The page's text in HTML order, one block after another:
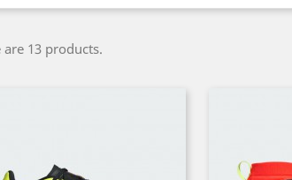
are 13 products.